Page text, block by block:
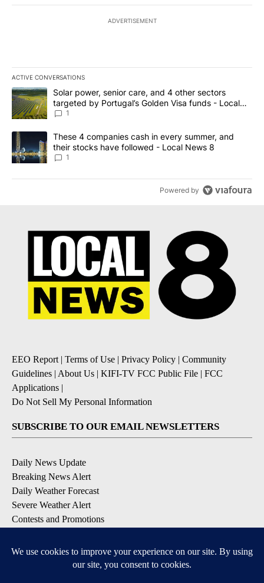
ADVERTISEMENT
ACTIVE CONVERSATIONS
The following is a list of the most commented articles in the last
A trending article titled "Solar power, senior care, and 4 other
Solar power, senior care, and 4 other sectors
targeted by Portugal’s Golden Visa funds - Local
News 8
1
A trending article titled "These 4 companies cash in every
These 4 companies cash in every summer, and
their stocks have followed - Local News 8
1
Powered by
EEO Report| Terms of Use | Privacy Policy | Community
Guidelines | About Us | KIFI-TV FCC Public File | FCC
Applications |
Do Not Sell My Personal Information
SUBSCRIBE TO OUR EMAIL NEWSLETTERS
Daily News Update
Breaking News Alert
Daily Weather Forecast
Severe Weather Alert
Contests and Promotions